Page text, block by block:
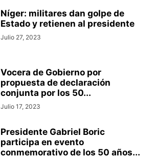
Níger: militares dan golpe de
Estado y retienen al presidente
Julio 27, 2023
Vocera de Gobierno por
propuesta de declaración
conjunta por los 50...
Julio 17, 2023
Presidente Gabriel Boric
participa en evento
conmemorativo de los 50 años...